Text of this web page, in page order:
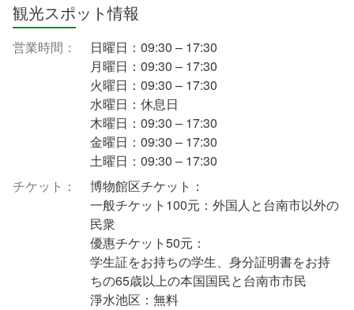
観光スポット情報
営業時間：
日曜日：09:30 – 17:30
月曜日：09:30 – 17:30
火曜日：09:30 – 17:30
水曜日：休息日
木曜日：09:30 – 17:30
金曜日：09:30 – 17:30
土曜日：09:30 – 17:30
チケット：
博物館区チケット：
一般チケット100元：外国人と台南市以外の
民衆
優惠チケット50元：
学生証をお持ちの学生、身分証明書をお持
ちの65歳以上の本国国民と台南市市民
淨水池区：無料